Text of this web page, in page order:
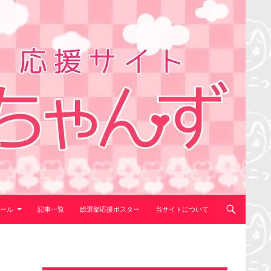
ル 記事一覧 総選挙応援ポスター 当サイトについて